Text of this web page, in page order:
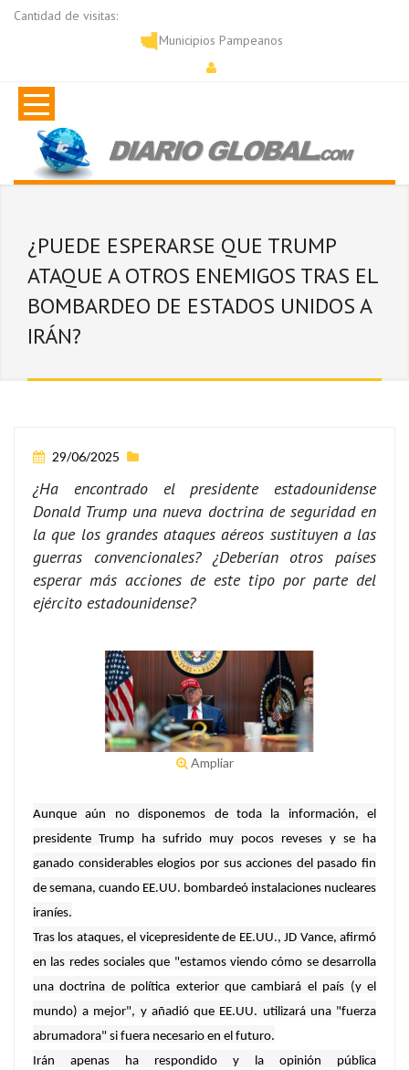
Cantidad de visitas:
Municipios Pampeanos
¿PUEDE ESPERARSE QUE TRUMP
ATAQUE A OTROS ENEMIGOS TRAS EL
BOMBARDEO DE ESTADOS UNIDOS A
IRÁN?
29/06/2025
¿Ha encontrado el presidente estadounidense
Donald Trump una nueva doctrina de seguridad en
la que los grandes ataques aéreos sustituyen a las
guerras convencionales? ¿Deberían otros países
esperar más acciones de este tipo por parte del
ejército estadounidense?
Ampliar
Aunque aún no disponemos de toda la información, el
presidente Trump ha sufrido muy pocos reveses y se ha
ganado considerables elogios por sus acciones del pasado fin
de semana, cuando EE.UU. bombardeó instalaciones nucleares
iraníes.
Tras los ataques, el vicepresidente de EE.UU., JD Vance, afirmó
en las redes sociales que "estamos viendo cómo se desarrolla
una doctrina de política exterior que cambiará el país (y el
mundo) a mejor", y añadió que EE.UU. utilizará una "fuerza
abrumadora" si fuera necesario en el futuro.
Irán apenas ha respondido y la opinión pública